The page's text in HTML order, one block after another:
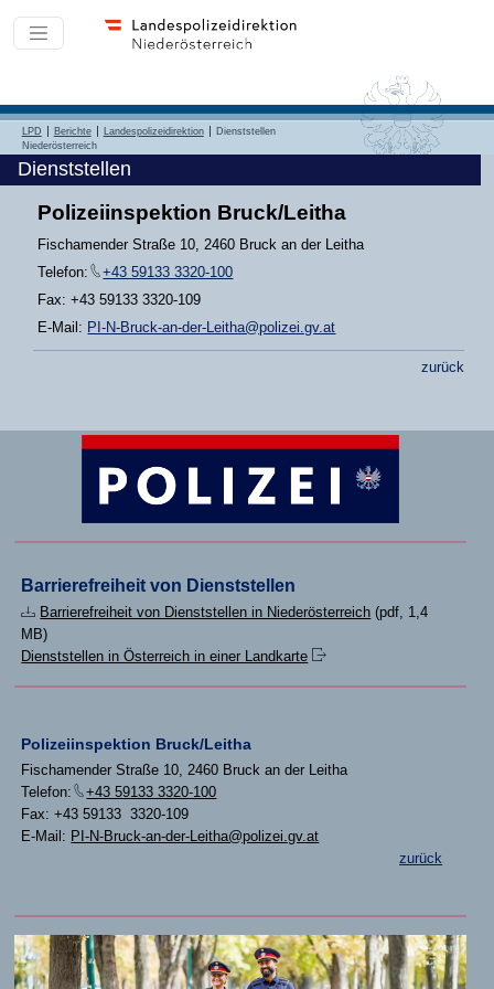
LPD Berichte Landespolizeidirektion
Dienststellen
Niederösterreich
Dienststellen
Polizeiinspektion Bruck/Leitha
Fischamender Straße 10, 2460 Bruck an der Leitha
Telefon:
+43 59133 3320-100
Fax: +43 59133 3320-109
E-Mail: PI-N-Bruck-an-der-Leitha@polizei.gv.at
zurück
Barrierefreiheit von Dienststellen
Barrierefreiheit von Dienststellen in Niederösterreich (pdf, 1,4
MB)
Dienststellen in Österreich in einer Landkarte
Polizeiinspektion Bruck/Leitha
Fischamender Straße 10, 2460 Bruck an der Leitha
Telefon:
+43 59133 3320-100
Fax: +43 59133 3320-109
E-Mail: PI-N-Bruck-an-der-Leitha@polizei.gv.at
zurück